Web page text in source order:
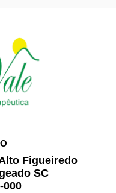
Figueiredo
SC
000